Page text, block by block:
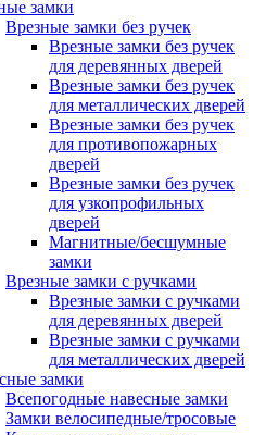
замки
Врезные замки без ручек
Врезные замки без ручек
для деревянных дверей
Врезные замки без ручек
для металлических дверей
Врезные замки без ручек
для противопожарных
дверей
Врезные замки без ручек
для узкопрофильных
дверей
Магнитные/бесшумные
замки
Врезные замки с ручками
Врезные замки с ручками
для деревянных дверей
Врезные замки с ручками
для металлических дверей
замки
Всепогодные навесные замки
Замки велосипедные/тросовые